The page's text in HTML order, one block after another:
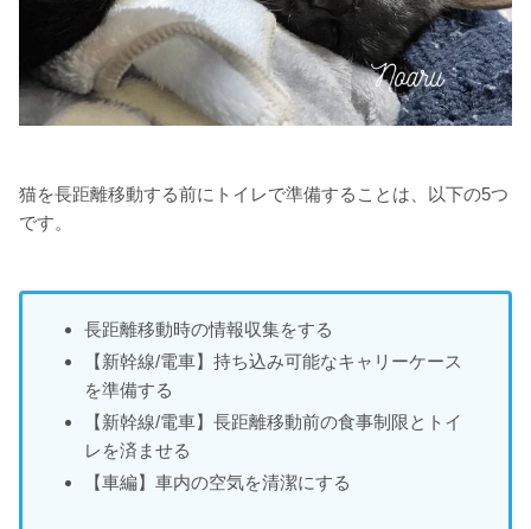
猫を長距離移動する前にトイレで準備することは、以下の5つ
です。
長距離移動時の情報収集をする
【新幹線/電車】持ち込み可能なキャリーケース
を準備する
【新幹線/電車】長距離移動前の食事制限とトイ
レを済ませる
【車編】車内の空気を清潔にする